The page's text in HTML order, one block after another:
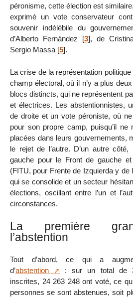
péronisme, cette élection est
exprimé un vote conservateur
souvenir indélébile du
d’Alberto Fernández [3], de
Sergio Massa [5].
La crise de la représentation
champ électoral, où il n’y a plus
blocs distincts, qui ne représentent
et électrices. Les abstentionnistes,
de droite et un vote péroniste, où
pour son propre camp, puisqu’il ne
placées dans leurs gouvernements,
le rejet de l’autre. D’un autre
gauche pour le Front de gauche
(FITU, pour Frente de Izquierda y de
qui se consolide et un secteur
élections, oscillant entre l’un et
circonstances.
La première
l’abstention
Tout d’abord, ce qui a
d’abstention
: sur un total de
inscrites, 24 263 248 ont voté, ce
personnes se sont abstenues, soit